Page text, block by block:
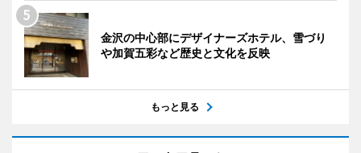
金沢の中心部にデザイナーズホテル、雪づり
や加賀五彩など歴史と文化を反映
もっと見る